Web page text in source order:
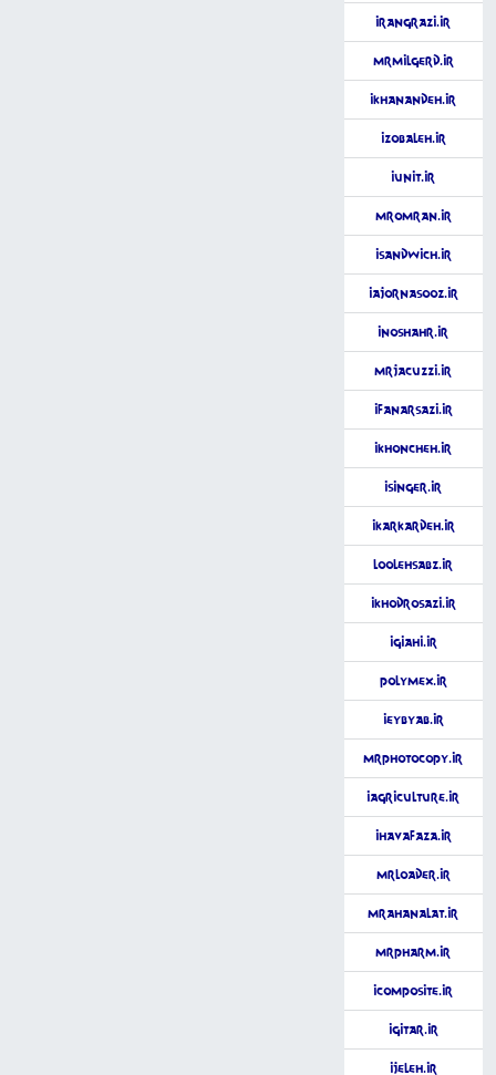
iRangrazi.ir
MrMilgerd.ir
iKhanandeh.ir
izobaleh.ir
iUnit.ir
MrOmran.ir
iSandwich.ir
iAjornasooz.ir
iNoshahr.ir
MrJacuzzi.ir
iFanarSazi.ir
iKhoncheh.ir
iSinger.ir
iKarkardeh.ir
LoolehSabz.ir
iKhodroSazi.ir
iGiahi.ir
Polymex.ir
iEybYab.ir
MrPhotocopy.ir
iAgriculture.ir
iHavaFaza.ir
MrLoader.ir
MrAhanalat.ir
MrPharm.ir
iComposite.ir
iGitar.ir
iJeleh.ir